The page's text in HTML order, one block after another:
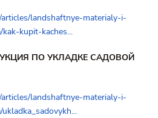
landshaftnye-materialy-i-
kupit-kaches...
ПО УКЛАДКЕ САДОВОЙ
landshaftnye-materialy-i-